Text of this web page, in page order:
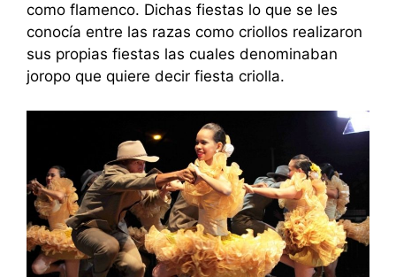
como flamenco. Dichas fiestas lo que se les
conocía entre las razas como criollos realizaron
sus propias fiestas las cuales denominaban
joropo que quiere decir fiesta criolla.